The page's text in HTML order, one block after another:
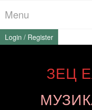
to
the
content
Menu
Login / Register
ЗЕЦ